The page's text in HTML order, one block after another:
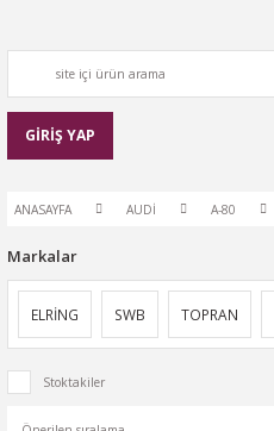
GİRİŞ YAP
ANASAYFA AUDİ A-80
Markalar
ELRİNG SWB TOPRAN
Stoktakiler